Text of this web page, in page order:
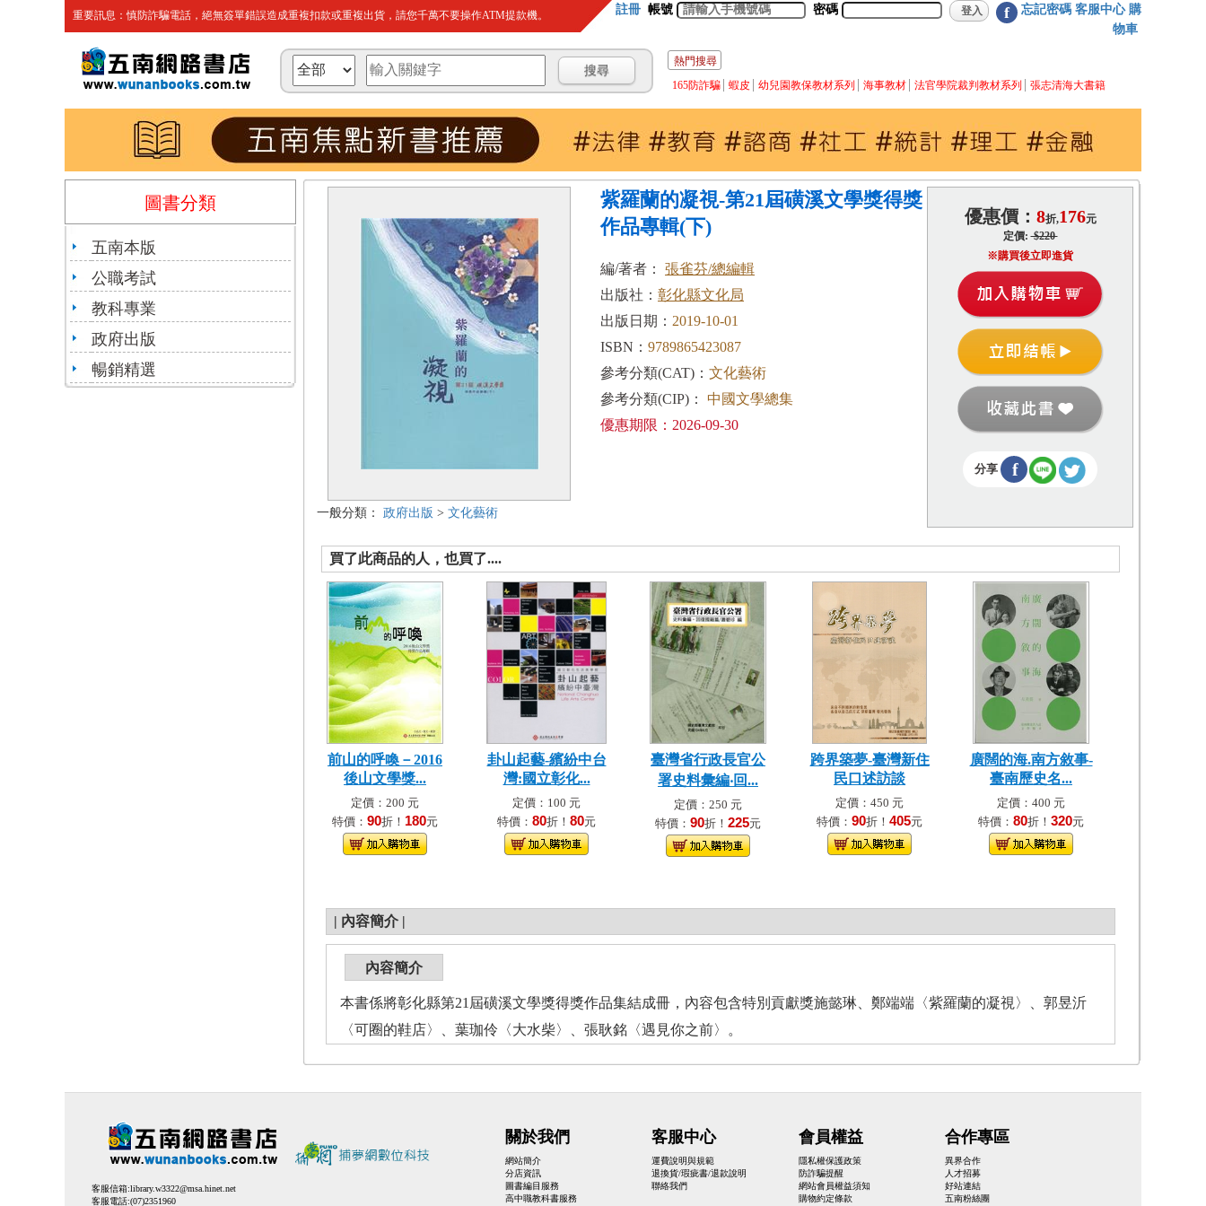
重要訊息：慎防詐騙電話，絕無簽單錯誤造成重複扣款或重複出貨，請您千萬不要操作ATM提款機。 註冊 帳號 密碼 f 忘記密碼 客服中心 購
物車
熱門搜尋
165防詐騙
蝦皮 幼兒園教保教材系列 海事教材 法官學院裁判教材系列 張志清海大書籍
圖書分類
五南本版
公職考試
教科專業
政府出版
暢銷精選
一般分類： 政府出版 > 文化藝術
紫羅蘭的凝視-第21屆磺溪文學獎得獎
作品專輯(下)
編/著者： 張雀芬/總編輯
出版社： 彰化縣文化局
出版日期： 2019-10-01
ISBN： 9789865423087
參考分類(CAT)： 文化藝術
參考分類(CIP)：
中國文學總集
優惠期限：2026-09-30
優惠價： 8折,176元
定價:$220
※購買後立即進貨
分享 f
買了此商品的人，也買了....
前山的呼喚－2016
後山文學獎...
定價：200 元
特價： 90折！ 180元
卦山起藝-繽紛中台
灣:國立彰化...
定價：100 元
特價： 80折！ 80元
臺灣省行政長官公
署史料彙編‧回...
定價：250 元
特價： 90折！ 225元
跨界築夢-臺灣新住
民口述訪談
定價：450 元
特價： 90折！ 405元
廣闊的海.南方敘事-
臺南歷史名...
定價：400 元
特價： 80折！ 320元
| 內容簡介 |
內容簡介
本書係將彰化縣第21屆磺溪文學獎得獎作品集結成冊，內容包含特別貢獻獎施懿琳、鄭端端〈紫羅蘭的凝視〉、郭昱沂
〈可圈的鞋店〉、葉珈伶〈大水柴〉、張耿銘〈遇見你之前〉。
客服信箱:library.w3322@msa.hinet.net
客服電話:(07)2351960
關於我們
網站簡介
分店資訊
圖書編目服務
高中職教科書服務
客服中心
運費說明與規範
退換貨/瑕疵書/退款說明
聯絡我們
會員權益
隱私權保護政策
防詐騙提醒
網站會員權益須知
購物約定條款
合作專區
異界合作
人才招募
好站連結
五南粉絲團